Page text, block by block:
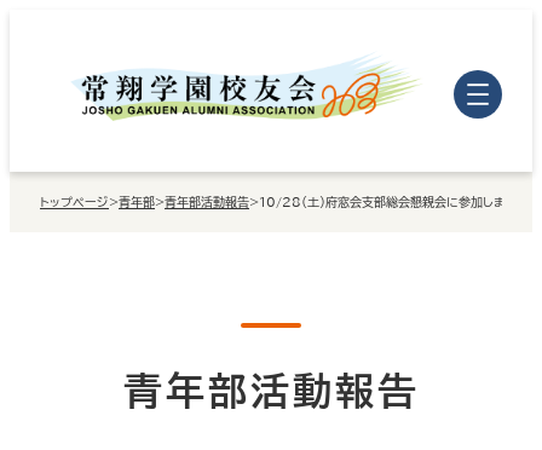
トップページ >青年部>青年部活動報告> 10/28（土）府窓会支部総会懇親会に参加しました
青年部活動報告